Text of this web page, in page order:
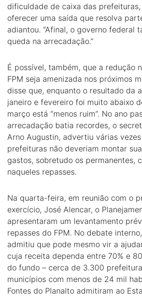
dificuldade de caixa das prefeituras,
oferecer uma saída que resolva
adiantou. “Afinal, o governo federal
queda na arrecadação.”
É possível, também, que a redução
FPM seja amenizada nos próximos
disse que, enquanto o resultado da
janeiro e fevereiro foi muito abaixo
março está “menos ruim”. No ano
arrecadação batia recordes, o
Arno Augustin, advertiu várias
prefeituras não deveriam montar
gastos, sobretudo os permanentes,
naqueles repasses.
Na quarta-feira, em reunião com o
exercício, José Alencar, o
apresentaram um levantamento
repasses do FPM. No debate
admitiu que pode mesmo vir a
cuja receita dependa entre 70% e
do fundo – cerca de 3.300
municípios com menos de 24 mil
Fontes do Planalto admitiram ao